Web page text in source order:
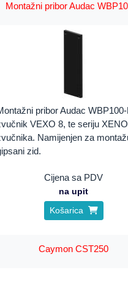
Montažni pribor Audac
pribor Audac
VEXO 8, te seriju XENO
Namijenjen za
zid.
Cijena sa PDV
na upit
Košarica
Caymon CST250